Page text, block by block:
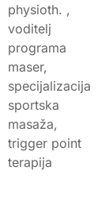
physioth. ,
voditelj
programa
maser,
specijalizacija
sportska
masaža,
trigger point
terapija